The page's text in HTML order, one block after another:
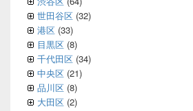
世田谷区 (32)
港区 (33)
目黒区 (8)
千代田区 (34)
中央区 (21)
品川区 (8)
大田区 (2)